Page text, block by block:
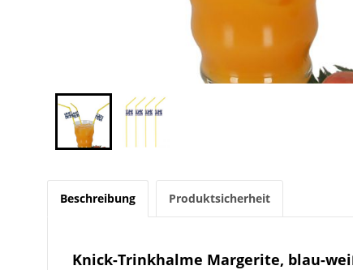
Beschreibung Produktsicherheit
Knick-Trinkhalme Margerite, blau-